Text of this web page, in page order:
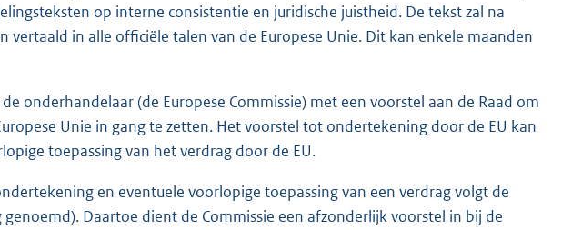
op interne consistentie en juridische juistheid. De tekst zal na
vertaald in alle officiële talen van de Europese Unie. Dit kan enkele maanden
onderhandelaar (de Europese Commissie) met een voorstel aan de Raad om
Unie in gang te zetten. Het voorstel tot ondertekening door de EU kan
toepassing van het verdrag door de EU.
en eventuele voorlopige toepassing van een verdrag volgt de
Daartoe dient de Commissie een afzonderlijk voorstel in bij de